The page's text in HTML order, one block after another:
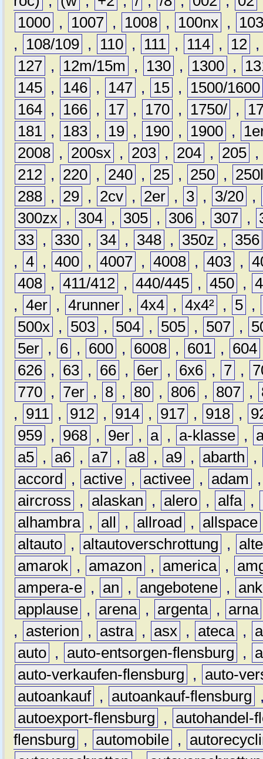
1000 , 1007 , 1008 , 100nx ,
,
108/109 , 110 , 111 , 114 , 12
127 , 12m/15m , 130 , 1300 ,
145 , 146 , 147 , 15 ,
1500/1600
164 , 166 , 17 , 170 , 1750/ ,
181 , 183 , 19 , 190 , 1900 ,
2008 , 200sx , 203 , 204 , 205 ,
212 , 220 , 240 , 25 , 250 ,
288 , 29 , 2cv , 2er , 3 , 3/20 ,
300zx , 304 , 305 , 306 , 307 ,
33 , 330 , 34 , 348 , 350z ,
356
, 4 , 400 , 4007 , 4008 , 403 ,
408 , 411/412 , 440/445 , 450 ,
, 4er , 4runner , 4x4 , 4x4² , 5 ,
500x , 503 , 504 , 505 , 507 ,
5er , 6 , 600 , 6008 , 601 , 604
626 , 63 , 66 , 6er , 6x6 , 7 ,
770 , 7er , 8 , 80 , 806 , 807 ,
,
911 , 912 , 914 , 917 , 918 ,
959 , 968 , 9er , a , a-klasse ,
a5 , a6 , a7 , a8 , a9 , abarth
,
accord
, active , activee , adam
aircross
, alaskan , alero , alfa ,
alhambra , all , allroad , allspace
altauto , altautoverschrottung ,
amarok , amazon , america ,
ampera-e , an , angebotene ,
applause , arena , argenta , arna
,
asterion , astra , asx , ateca ,
auto , auto-entsorgen-flensburg ,
auto-verkaufen-flensburg
,
auto-
autoankauf , autoankauf-flensburg
autoexport-flensburg
,
autohandel-
flensburg
, automobile ,